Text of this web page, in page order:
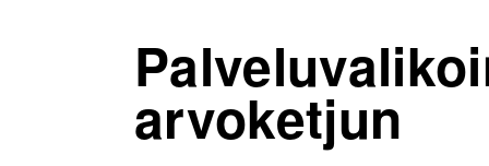
arvoketjun